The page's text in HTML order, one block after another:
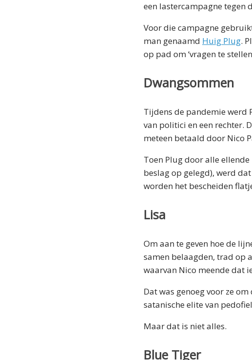
een lastercampagne tegen
Voor die campagne
man genaamd Huig Plug.
op pad om ‘vragen te
Dwangsommen
Tijdens de pandemie werd
van politici en een rechter.
meteen betaald door Nico
Toen Plug door alle
beslag op gelegd), werd
worden het bescheiden
Lisa
Om aan te geven hoe de
samen belaagden, trad op
waarvan Nico meende dat
Dat was genoeg voor ze
satanische elite van
Maar dat is niet alles.
Blue Tiger